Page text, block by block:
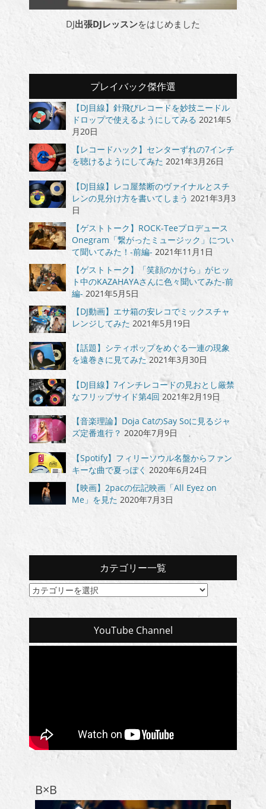
DJ出張DJレッスンをはじめました
プレイバック傑作選
【DJ目線】針飛びレコードを妙技ニードル
ドロップで使えるようにしてみる 2021年5
月20日
【レコードハック】センターずれの7インチ
を聴けるようにしてみた 2021年3月26日
【DJ目線】レコ屋禁断のヴァイナルとスチ
レンの見分け方を書いてしまう 2021年3月3
日
【ゲストトーク】ROCK-Teeプロデュース
Onegram「繋がったミュージック」につい
て聞いてみた！-前編- 2021年11月1日
【ゲストトーク】「笑顔のかけら」がヒッ
ト中のKAZAHAYAさんに色々聞いてみた-前
編- 2021年5月5日
【DJ動画】エサ箱の安レコでミックスチャ
レンジしてみた 2021年5月19日
【話題】シティポップをめぐる一連の現象
を遠巻きに見てみた 2021年3月30日
【DJ目線】7インチレコードの見おとし厳禁
なフリップサイド第4回 2021年2月19日
【音楽理論】Doja CatのSay Soに見るジャ
ズ定番進行？ 2020年7月9日
【Spotify】フィリーソウル名盤からファン
キーな曲で夏っぽく 2020年6月24日
【映画】2pacの伝記映画「All Eyez on
Me」を見た 2020年7月3日
カテゴリー一覧
カ
YouTube Channel
B×B